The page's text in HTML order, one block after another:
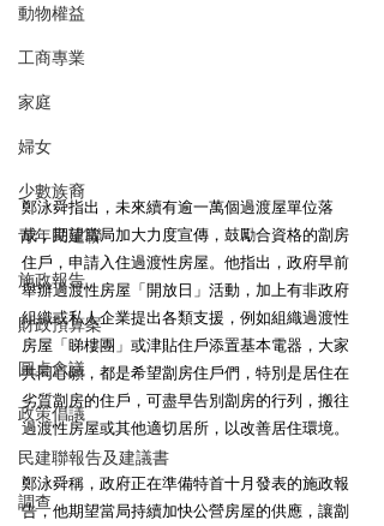
動物權益
工商專業
家庭
婦女
少數族裔
青年民建聯
施政報告
財政預算案
圓桌會議
政策倡議
民建聯報告及建議書
調查
鄭泳舜指出，未來續有逾一萬個過渡屋單位落
成，期望當局加大力度宣傳，鼓勵合資格的劏房
住戶，申請入住過渡性房屋。他指出，政府早前
舉辦過渡性房屋「開放日」活動，加上有非政府
組織或私人企業提出各類支援，例如組織過渡性
房屋「睇樓團」或津貼住戶添置基本電器，大家
共同心願，都是希望劏房住戶們，特別是居住在
劣質劏房的住戶，可盡早告別劏房的行列，搬往
過渡性房屋或其他適切居所，以改善居住環境。
鄭泳舜稱，政府正在準備特首十月發表的施政報
告，他期望當局持續加快公營房屋的供應，讓劏